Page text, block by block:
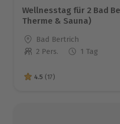
Wellnesstag für 2 Bad
Therme & Sauna)
Standort
Bad Bertrich
Anzahl der Teilnehmer
2 Pers. 1 Tag
4.5 von 5 Sternen
4.5 (17)